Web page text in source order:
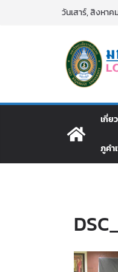
วันเสาร์, สิงหาค
เกี่ย
ภูคำ